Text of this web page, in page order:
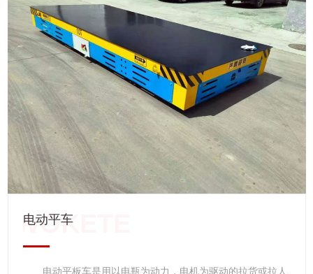
用在城市公交车辆，厂矿电动运输车辆，电动城市环卫清洁车
辆，工程，遂道，地铁施工专用车辆等诸多领域。 电动平板车
以其适用性强，机动录活，维护简单，维修方便，价格低廉等
优点，可以灵活地穿行于狭小的马路间。电动平板车。广泛应
用于家庭、城乡、个体出租、厂区、矿区、环卫、社区保洁等
短途运输领域。 电动平板车，使用环境一般比较恶劣，要
求电机，电瓶比较耐用，能适应粉尘、高温、崎岖道路等环
境，对车架用材，焊接工艺要求等较高，车架用管材厚度都在
2.5以上，焊接采用等离子保护焊，焊接密度高，焊缝抗拉强
度大，不易断裂。能适应工厂操作环境的要求。 主要应
用 电动升降运水坯车等；砖厂、窑厂、耐火厂、陶瓷厂、
电动平车
电动平板车是用以电瓶为动力，电机为驱动的拉货或拉人